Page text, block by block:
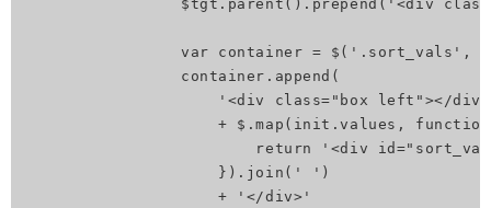
$tgt.parent().prepend('<div
var container = $('.sort_vals',
                container.append(
'<div class="box left"></
+ $.map(init.values,
return '<div
                    }).join(' ')
                    + '</div>'